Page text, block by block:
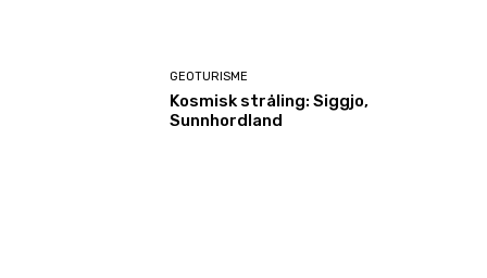
GEOTURISME
Kosmisk stråling: Siggjo,
Sunnhordland